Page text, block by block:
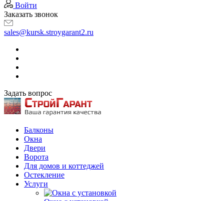
Войти
Заказать звонок
sales@kursk.stroygarant2.ru
Задать вопрос
Балконы
Окна
Двери
Ворота
Для домов и коттеджей
Остекление
Услуги